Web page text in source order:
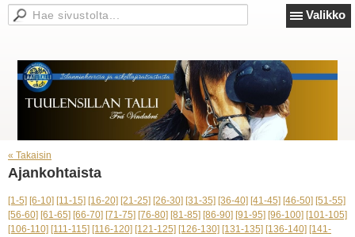
Valikko
« Takaisin
Ajankohtaista
[1-5] [6-10] [11-15] [16-20] [21-25] [26-30] [31-35] [36-40] [41-45] [46-50] [51-55]
[56-60] [61-65] [66-70] [71-75] [76-80] [81-85] [86-90] [91-95] [96-100] [101-105]
[106-110] [111-115] [116-120] [121-125] [126-130] [131-135] [136-140] [141-